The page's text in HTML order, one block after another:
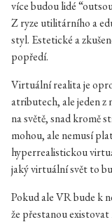
více budou lidé
Z ryze utilitárního a
styl. Estetické a
popředí.
Virtuální realita je
atributech, ale jeden z
na světě, snad kromě
mohou, ale nemusí
hyperrealistickou
jaký virtuální svět to
Pokud ale VR bude k
že přestanou